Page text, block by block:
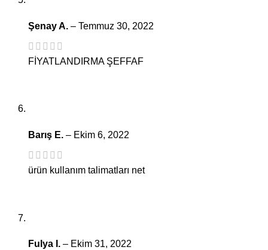
Şenay A. – Temmuz 30, 2022
FİYATLANDIRMA ŞEFFAF
Barış E. – Ekim 6, 2022
ürün kullanım talimatları net
Fulya I. – Ekim 31, 2022